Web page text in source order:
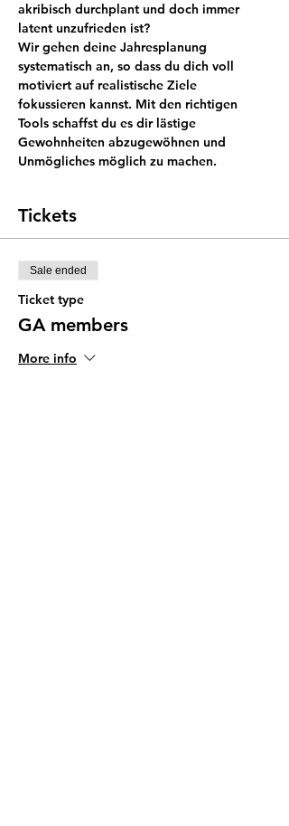
akribisch durchplant und doch immer
Wir gehen deine Jahresplanung
systematisch an, so dass du dich voll
motiviert auf realistische Ziele
fokussieren kannst. Mit den richtigen
Tools schaffst du es dir lästige
Gewohnheiten abzugewöhnen und
Tickets
Sale ended
Ticket type
GA members
More info